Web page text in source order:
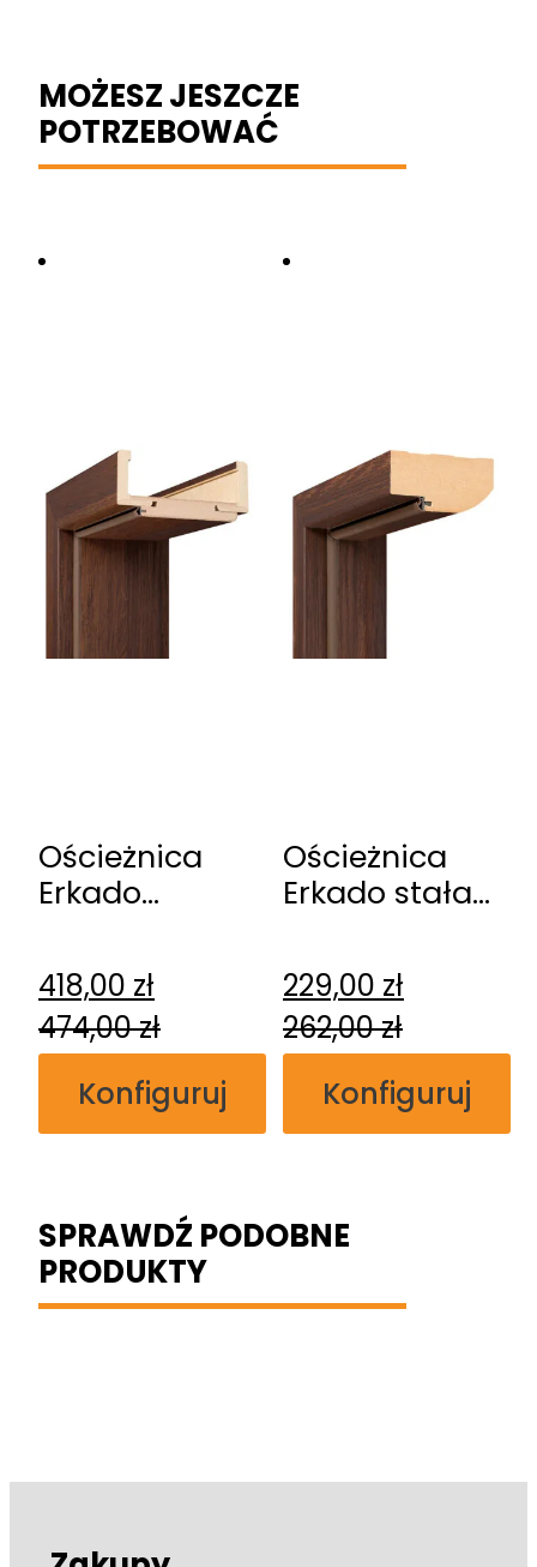
MOŻESZ JESZCZE
POTRZEBOWAĆ
Ościeżnica
Erkado
przylgowa
418,00 zł
474,00zł
Konfiguruj
Ościeżnica
Erkado stała
229,00 zł
262,00zł
Konfiguruj
SPRAWDŹ PODOBNE
PRODUKTY